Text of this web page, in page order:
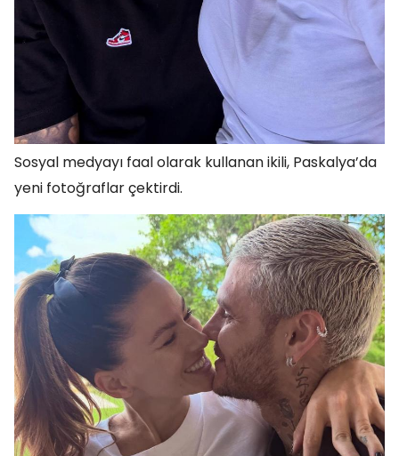
Sosyal medyayı faal olarak kullanan ikili, Paskalya’da
yeni fotoğraflar çektirdi.